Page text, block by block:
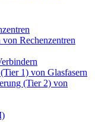
von Rechenzentren
1) von Glasfasern
(Tier 2) von